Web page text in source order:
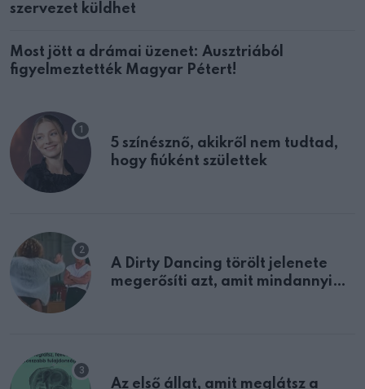
szervezet küldhet
Most jött a drámai üzenet: Ausztriából
figyelmeztették Magyar Pétert!
5 színésznő, akikről nem tudtad,
hogy fiúként születtek
A Dirty Dancing törölt jelenete
megerősíti azt, amit mindannyian
Az első állat, amit meglátsz a